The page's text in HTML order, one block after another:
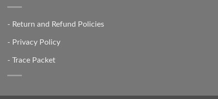
- Return and Refund Policies
- Privacy Policy
- Trace Packet